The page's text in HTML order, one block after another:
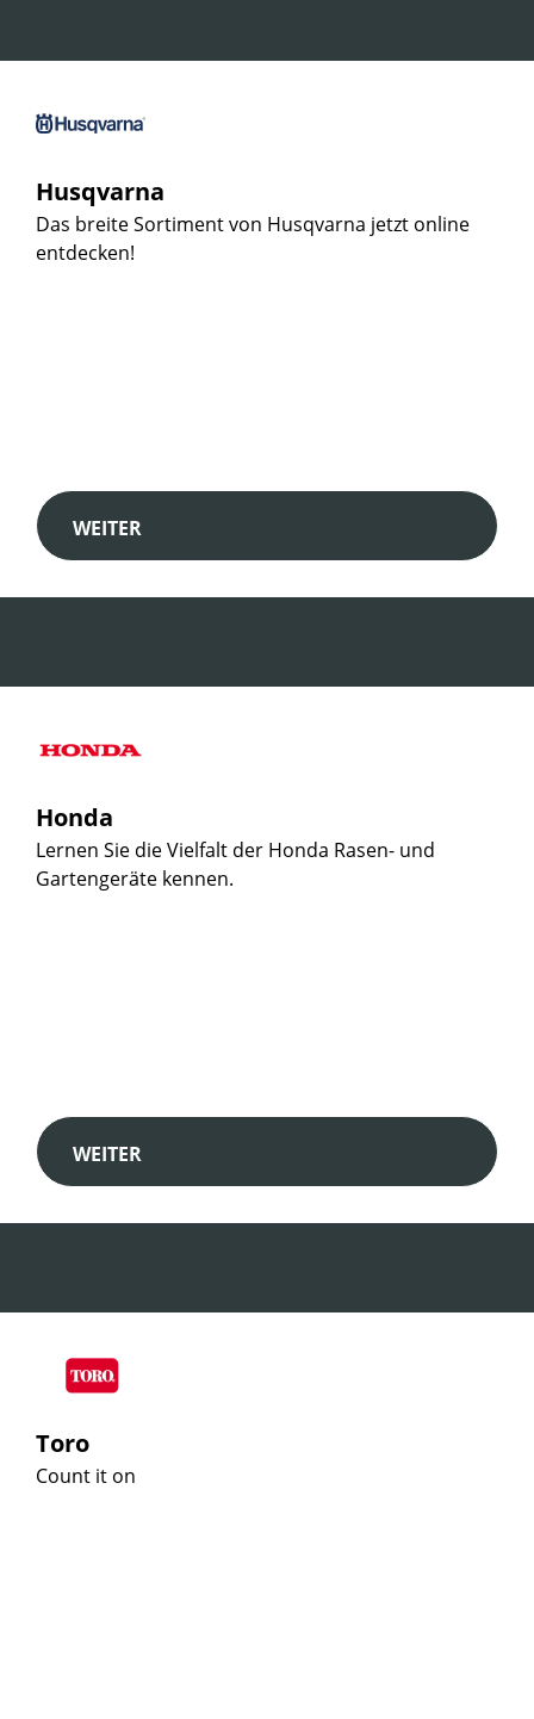
Husqvarna
Das breite Sortiment von Husqvarna jetzt online
entdecken!
WEITER
Honda
Lernen Sie die Vielfalt der Honda Rasen- und
Gartengeräte kennen.
WEITER
Toro
Count it on